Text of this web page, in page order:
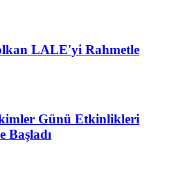
LALE'yi Rahmetle
Günü Etkinlikleri
Başladı